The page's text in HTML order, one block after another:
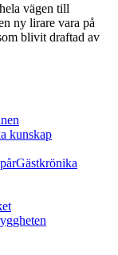
vägen till
ny lirare vara på
blivit draftad av
kunskap
Gästkrönika